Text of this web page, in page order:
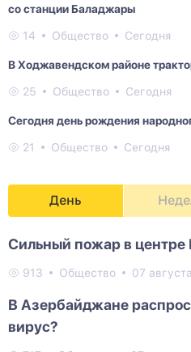
со станции Баладжары
14 Общество Сегодня
В Ходжавендском районе
25 Общество Сегодня
Сегодня день рождения
21 Общество Сегодня
День
Сильный пожар в центре
913 Общество 07
В Азербайджане
вирус?